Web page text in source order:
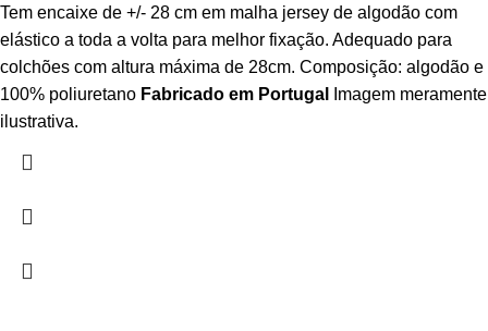
Tem encaixe de +/- 28 cm em malha jersey de algodão com
elástico a toda a volta para melhor fixação. Adequado para
colchões com altura máxima de 28cm. Composição: algodão e
100% poliuretano Fabricado em Portugal
Imagem meramente
ilustrativa.